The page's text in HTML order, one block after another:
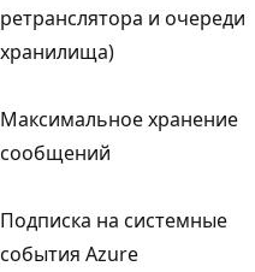
ретранслятора и очереди
хранилища)
Максимальное хранение
сообщений
Подписка на системные
события Azure